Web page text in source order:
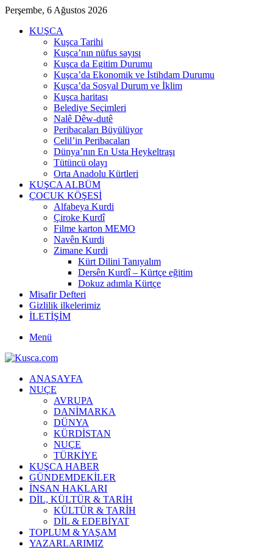
Perşembe, 6 Ağustos 2026
KUŞCA
Kuşca Tarihi
Kuşca’nın nüfus sayısı
Kuşca da Egitim Durumu
Kuşca’da Ekonomik ve İstihdam Durumu
Kuşca’da Sosyal Durum ve İklim
Kuşca haritası
Belediye Seçimleri
Nalê Dêw-dutê
Peribacaları Büyülüyor
Celil’in Peribacaları
Dünya’nın En Usta Heykeltraşı
Tütüncü olayı
Orta Anadolu Kürtleri
KUŞCA ALBÜM
ÇOCUK KÖŞESİ
Alfabeya Kurdi
Çiroke Kurdî
Filme karton MEMO
Navên Kurdi
Zimane Kurdi
Kürt Dilini Tanıyalım
Dersên Kurdî – Kürtçe eğitim
Dokuz adımla Kürtçe
Misafir Defteri
Gizlilik ilkelerimiz
İLETİŞİM
Menü
ANASAYFA
NUÇE
AVRUPA
DANİMARKA
DÜNYA
KÜRDİSTAN
NUÇE
TÜRKİYE
KUŞCA HABER
GÜNDEMDEKİLER
İNSAN HAKLARI
DİL, KÜLTÜR & TARİH
KÜLTÜR & TARİH
DİL & EDEBİYAT
TOPLUM & YAŞAM
YAZARLARIMIZ